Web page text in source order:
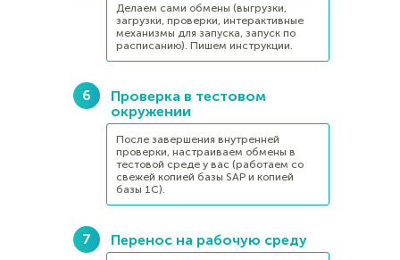
Делаем сами обмены (выгрузки,
загрузки, проверки, интерактивные
механизмы для запуска, запуск по
расписанию). Пишем инструкции.
Проверка в тестовом
окружении
После завершения внутренней
проверки, настраиваем обмены в
тестовой среде у вас (работаем со
свежей копией базы SAP и копией
базы 1С).
Перенос на рабочую среду